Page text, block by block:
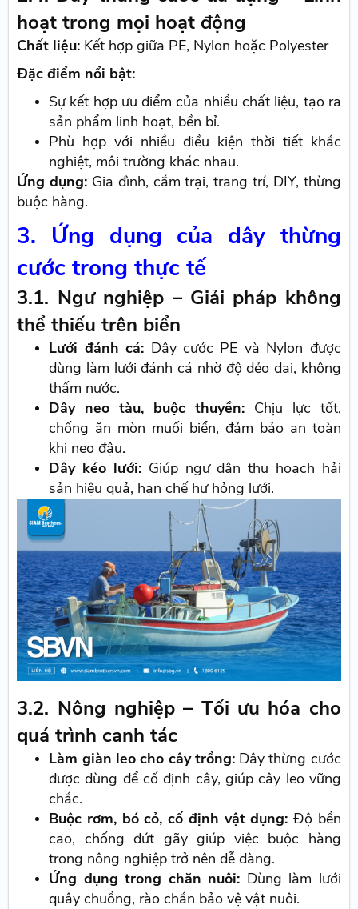
hoạt trong mọi hoạt động
Chất liệu: Kết hợp giữa PE, Nylon hoặc Polyester
Đặc điểm nổi bật:
Sự kết hợp ưu điểm của nhiều chất liệu, tạo ra
sản phẩm linh hoạt, bền bỉ.
Phù hợp với nhiều điều kiện thời tiết khắc
nghiệt, môi trường khác nhau.
Ứng dụng: Gia đình, cắm trại, trang trí, DIY, thừng
buộc hàng.
3. Ứng dụng của dây thừng
cước trong thực tế
3.1. Ngư nghiệp – Giải pháp không
thể thiếu trên biển
Lưới đánh cá: Dây cước PE và Nylon được
dùng làm lưới đánh cá nhờ độ dẻo dai, không
thấm nước.
Dây neo tàu, buộc thuyền: Chịu lực tốt,
chống ăn mòn muối biển, đảm bảo an toàn
khi neo đậu.
Dây kéo lưới: Giúp ngư dân thu hoạch hải
sản hiệu quả, hạn chế hư hỏng lưới.
3.2. Nông nghiệp – Tối ưu hóa cho
quá trình canh tác
Làm giàn leo cho cây trồng: Dây thừng cước
được dùng để cố định cây, giúp cây leo vững
chắc.
Buộc rơm, bó cỏ, cố định vật dụng: Độ bền
cao, chống đứt gãy giúp việc buộc hàng
trong nông nghiệp trở nên dễ dàng.
Ứng dụng trong chăn nuôi: Dùng làm lưới
quây chuồng, rào chắn bảo vệ vật nuôi.